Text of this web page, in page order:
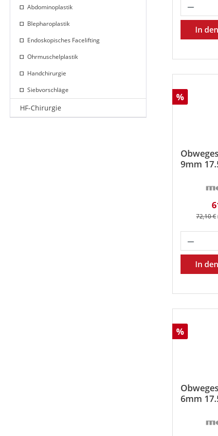
Abdominoplastik
Blepharoplastik
Endoskopisches Facelifting
Ohrmuschelplastik
Handchirurgie
Siebvorschläge
HF-Chirurgie
In
Rabatt
%
9mm
72,10 €
In
Rabatt
%
6mm